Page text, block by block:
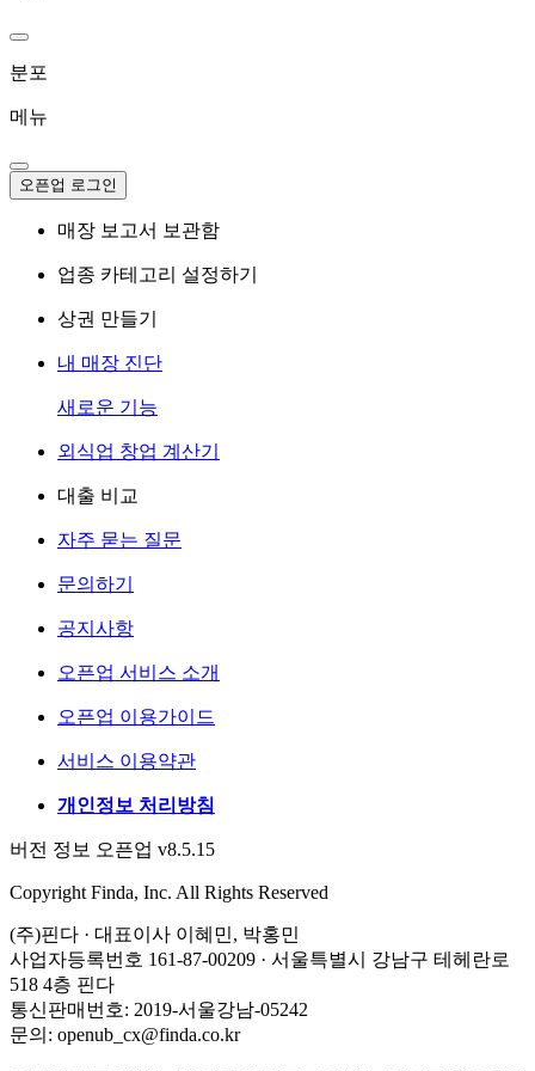
분포
메뉴
오픈업 로그인
매장 보고서 보관함
업종 카테고리 설정하기
상권 만들기
내 매장 진단
새로운 기능
외식업 창업 계산기
대출 비교
자주 묻는 질문
문의하기
공지사항
오픈업 서비스 소개
오픈업 이용가이드
서비스 이용약관
개인정보 처리방침
버전 정보 오픈업 v8.5.15
Copyright Finda, Inc. All Rights Reserved
(주)핀다 · 대표이사 이혜민, 박홍민
사업자등록번호 161-87-00209 · 서울특별시 강남구 테헤란로
518 4층 핀다
통신판매번호: 2019-서울강남-05242
문의: openub_cx@finda.co.kr